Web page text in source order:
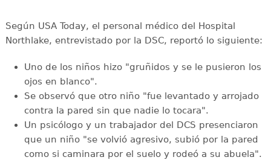
Según USA Today, el personal médico del Hospital
Northlake, entrevistado por la DSC, reportó lo siguiente:
Uno de los niños hizo "gruñidos y se le pusieron los
ojos en blanco".
Se observó que otro niño "fue levantado y arrojado
contra la pared sin que nadie lo tocara".
Un psicólogo y un trabajador del DCS presenciaron
que un niño "se volvió agresivo, subió por la pared
como si caminara por el suelo y rodeó a su abuela".